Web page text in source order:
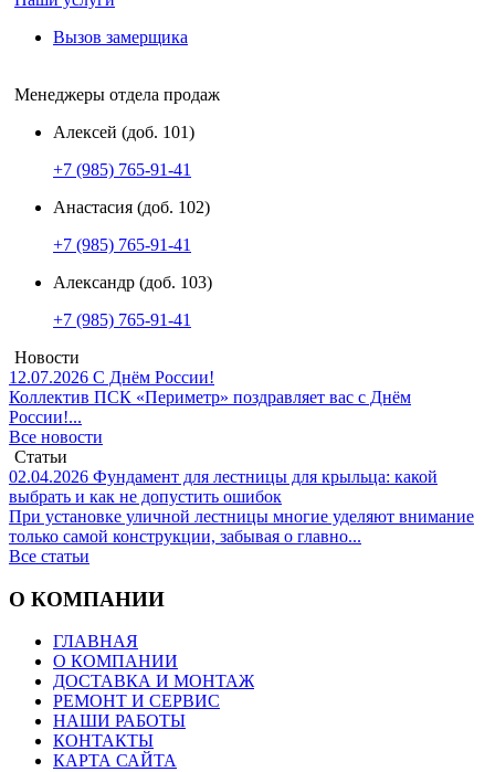
Вызов замерщика
Менеджеры отдела продаж
Алексей (доб. 101)
+7 (985) 765-91-41
Анастасия (доб. 102)
+7 (985) 765-91-41
Александр (доб. 103)
+7 (985) 765-91-41
Новости
12.07.2026 С Днём России!
Коллектив ПСК «Периметр» поздравляет вас с Днём
России!...
Все новости
Статьи
02.04.2026 Фундамент для лестницы для крыльца: какой
выбрать и как не допустить ошибок
При установке уличной лестницы многие уделяют внимание
только самой конструкции, забывая о главно...
Все статьи
О КОМПАНИИ
ГЛАВНАЯ
О КОМПАНИИ
ДОСТАВКА И МОНТАЖ
РЕМОНТ И СЕРВИС
НАШИ РАБОТЫ
КОНТАКТЫ
КАРТА САЙТА